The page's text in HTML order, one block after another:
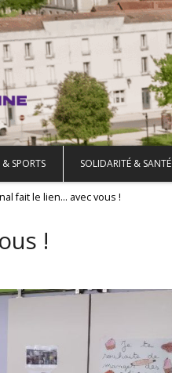
SPORTS SOLIDARITÉ & SANTÉ
fait le lien… avec vous !
!